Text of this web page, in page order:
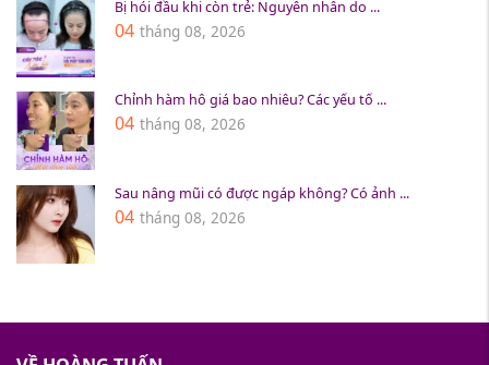
Bị hói đầu khi còn trẻ: Nguyên nhân do ...
04 tháng 08, 2026
Chỉnh hàm hô giá bao nhiêu? Các yếu tố ...
04 tháng 08, 2026
Sau nâng mũi có được ngáp không? Có ảnh ...
04 tháng 08, 2026